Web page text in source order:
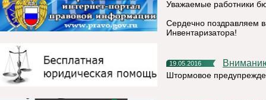
Уважаемые работники
Сердечно поздравляем
Инвентаризатора!
19.05.2016
Штормовое